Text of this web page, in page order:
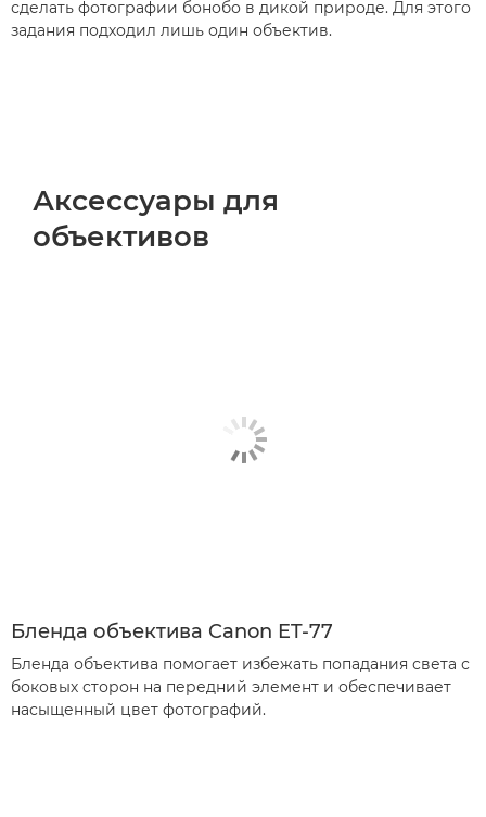
сделать фотографии бонобо в дикой природе. Для этого
задания подходил лишь один объектив.
Аксессуары для
объективов
Бленда объектива Canon ET-77
Бленда объектива помогает избежать попадания света с
боковых сторон на передний элемент и обеспечивает
насыщенный цвет фотографий.